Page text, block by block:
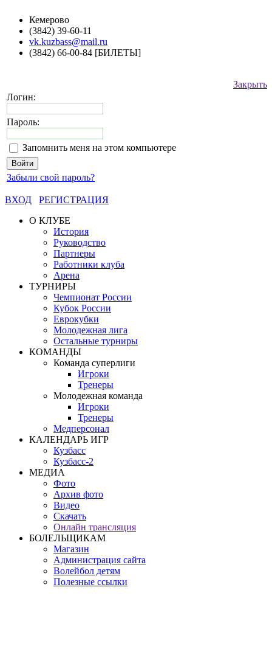
Кемерово
(3842) 39-60-11
vk.kuzbass@mail.ru
(3842) 66-00-84 [БИЛЕТЫ]
Закрыть
Логин:
Пароль:
Запомнить меня на этом компьютере
Забыли свой пароль?
ВХОД
РЕГИСТРАЦИЯ
О КЛУБЕ
История
Руководство
Партнеры
Работники клуба
Арена
ТУРНИРЫ
Чемпионат России
Кубок России
Еврокубки
Молодежная лига
Остальные турниры
КОМАНДЫ
Команда суперлиги
Игроки
Тренеры
Молодежная команда
Игроки
Тренеры
Медперсонал
КАЛЕНДАРЬ ИГР
Кузбасс
Кузбасс-2
МЕДИА
Фото
Архив фото
Видео
Скачать
Онлайн трансляция
БОЛЕЛЬЩИКАМ
Магазин
Администрация сайта
Волейбол детям
Полезные ссылки